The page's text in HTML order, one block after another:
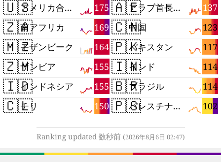
🇺🇸 175
アメリカ合衆国
🇿🇦 169
南アフリカ
🇲🇿 164
モザンビーク
🇿🇲 155
ザンビア
🇮🇩 155
インドネシア
🇨🇱 150
チリ
🇦🇪 137
アラブ首長国連邦
🇨🇳 123
中国
🇵🇰 117
パキスタン
🇮🇳 114
インド
🇧🇷 114
ブラジル
🇵🇸 102
パレスチナ自治区
Ranking updated 数秒前 (2026年8月6日 02:47)